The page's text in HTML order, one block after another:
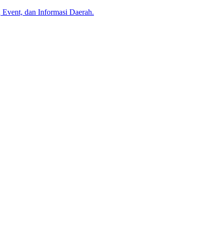
dan Informasi Daerah.